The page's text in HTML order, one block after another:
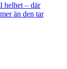
helhet – där
än den tar